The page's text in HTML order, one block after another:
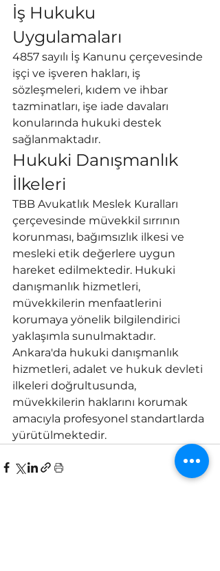
İş Hukuku
Uygulamaları
4857 sayılı İş Kanunu çerçevesinde
işçi ve işveren hakları, iş
sözleşmeleri, kıdem ve ihbar
tazminatları, işe iade davaları
konularında hukuki destek
sağlanmaktadır.
Hukuki Danışmanlık
İlkeleri
TBB Avukatlık Meslek Kuralları
çerçevesinde müvekkil sırrının
korunması, bağımsızlık ilkesi ve
mesleki etik değerlere uygun
hareket edilmektedir. Hukuki
danışmanlık hizmetleri,
müvekkilerin menfaatlerini
korumaya yönelik bilgilendirici
yaklaşımla sunulmaktadır.
Ankara'da hukuki danışmanlık
hizmetleri, adalet ve hukuk devleti
ilkeleri doğrultusunda,
müvekkilerin haklarını korumak
amacıyla profesyonel standartlarda
yürütülmektedir.